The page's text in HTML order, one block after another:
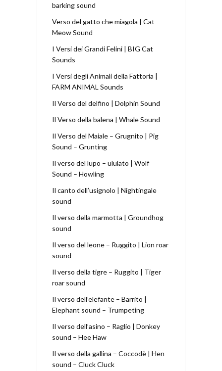
barking sound
Verso del gatto che miagola | Cat
Meow Sound
I Versi dei Grandi Felini | BIG Cat
Sounds
I Versi degli Animali della Fattoria |
FARM ANIMAL Sounds
Il Verso del delfino | Dolphin Sound
Il Verso della balena | Whale Sound
Il Verso del Maiale – Grugnito | Pig
Sound – Grunting
Il verso del lupo – ululato | Wolf
Sound – Howling
Il canto dell’usignolo | Nightingale
sound
Il verso della marmotta | Groundhog
sound
Il verso del leone – Ruggito | Lion roar
sound
Il verso della tigre – Ruggito | Tiger
roar sound
Il verso dell’elefante – Barrito |
Elephant sound – Trumpeting
Il verso dell’asino – Raglio | Donkey
sound – Hee Haw
Il verso della gallina – Coccodè | Hen
sound – Cluck Cluck